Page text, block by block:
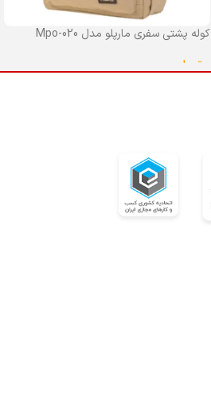
کوله پشتی سفری مارپلو مدل Mpo-020
تومان